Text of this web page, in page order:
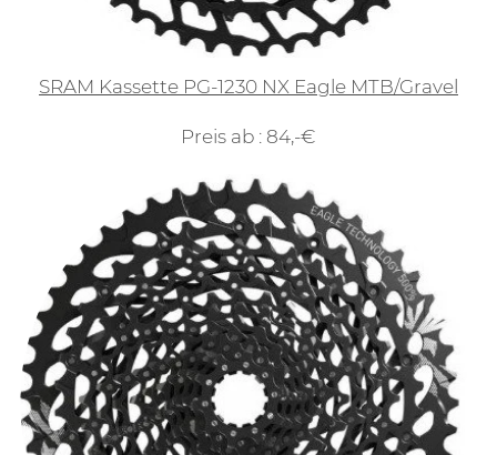
SRAM Kassette PG-1230 NX Eagle MTB/Gravel
Preis ab : 84,-€